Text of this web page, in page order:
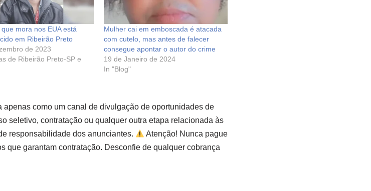
mora nos EUA está
em Ribeirão Preto
de 2023
de Ribeirão Preto-SP e
Mulher cai em emboscada é atacada
com cutelo, mas antes de falecer
consegue apontar o autor do crime
19 de Janeiro de 2024
In "Blog"
como um canal de divulgação de oportunidades de
seletivo, contratação ou qualquer outra etapa relacionada às
responsabilidade dos anunciantes.
Atenção! Nunca pague
que garantam contratação. Desconfie de qualquer cobrança